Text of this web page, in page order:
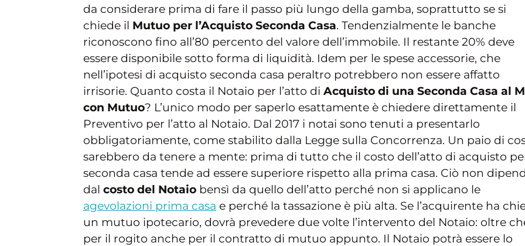
da considerare prima di fare il passo più lungo della gamba, soprattutto se si
chiede il Mutuo per l’Acquisto Seconda Casa. Tendenzialmente le banche
riconoscono fino all’80 percento del valore dell’immobile. Il restante 20% deve
essere disponibile sotto forma di liquidità. Idem per le spese accessorie, che
nell’ipotesi di acquisto seconda casa peraltro potrebbero non essere affatto
irrisorie. Quanto costa il Notaio per l’atto di Acquisto di una Seconda Casa al
con Mutuo? L’unico modo per saperlo esattamente è chiedere direttamente il
Preventivo per l’atto al Notaio. Dal 2017 i notai sono tenuti a presentarlo
obbligatoriamente, come stabilito dalla Legge sulla Concorrenza. Un paio di
sarebbero da tenere a mente: prima di tutto che il costo dell’atto di acquisto
seconda casa tende ad essere superiore rispetto alla prima casa. Ciò non
dal costo del Notaio bensì da quello dell’atto perché non si applicano le
agevolazioni prima casa e perché la tassazione è più alta. Se l’acquirente ha
un mutuo ipotecario, dovrà prevedere due volte l’intervento del Notaio: oltre
per il rogito anche per il contratto di mutuo appunto. Il Notaio potrà essere lo